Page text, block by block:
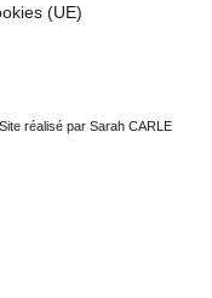
(UE)
réalisé par Sarah CARLE